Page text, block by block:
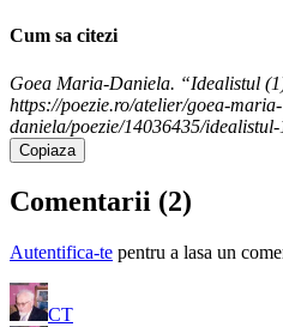
Cum sa citezi
Goea Maria-Daniela. “Idealistul
https://poezie.ro/atelier/goea-maria-
daniela/poezie/14036435/idealistul-
Copiaza
Comentarii (2)
Autentifica-te pentru a lasa un
CT